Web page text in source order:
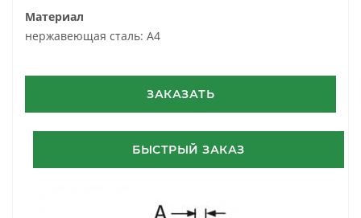
Материал
нержавеющая сталь: A4
ЗАКАЗАТЬ
БЫСТРЫЙ ЗАКАЗ